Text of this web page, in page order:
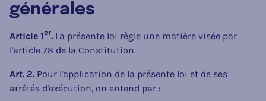
générales
Article 1er. La présente loi règle une matière visée par
l'article 78 de la Constitution.
Art. 2. Pour l'application de la présente loi et de ses
arrêtés d'exécution, on entend par :